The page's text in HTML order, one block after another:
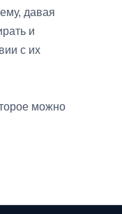
давая
и
с их
можно